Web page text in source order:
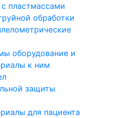
пластмассами
обработки
оборудование и
к ним
защиты
для пациента